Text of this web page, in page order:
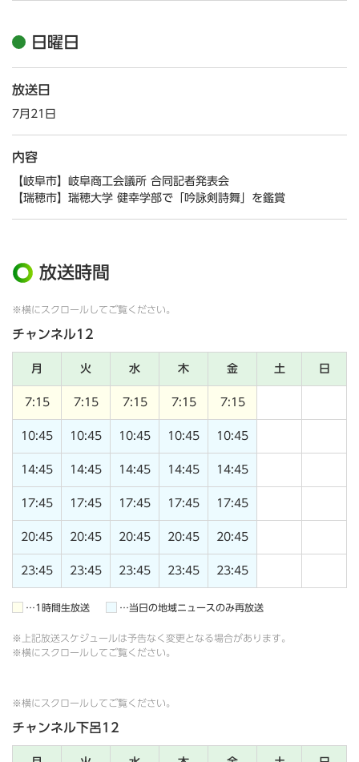
日曜日
放送日
7月21日
内容
【岐阜市】岐阜商工会議所 合同記者発表会
【瑞穂市】瑞穂大学 健幸学部で「吟詠剣詩舞」を鑑賞
放送時間
※横にスクロールしてご覧ください。
チャンネル12
月 火 水 木 金 土 日
7:15 7:15 7:15 7:15 7:15
10:45 10:45 10:45 10:45 10:45
14:45 14:45 14:45 14:45 14:45
17:45 17:45 17:45 17:45 17:45
20:45 20:45 20:45 20:45 20:45
23:45 23:45 23:45 23:45 23:45
…1時間生放送 …当日の地域ニュースのみ再放送
※上記放送スケジュールは予告なく変更となる場合があります。
※横にスクロールしてご覧ください。
※横にスクロールしてご覧ください。
チャンネル下呂12